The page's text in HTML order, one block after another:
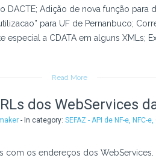
DACTE; Adição de nova função para
para UF de Pernanbuco;
especial a CDATA em alguns XMLs;
Read More
dos WebServices
- In category: SEFAZ - API de NF-e, NFC-
com os endereços dos WebServices.